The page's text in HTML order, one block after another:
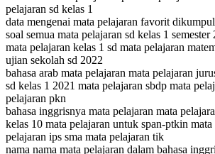
pelajaran sd kelas 1
data mengenai mata pelajaran favorit
soal semua mata pelajaran sd kelas 1
mata pelajaran kelas 1 sd mata pelajaran
ujian sekolah sd 2022
bahasa arab mata pelajaran mata pelajaran
sd kelas 1 2021 mata pelajaran sbdp mata
pelajaran pkn
bahasa inggrisnya mata pelajaran mata
kelas 10 mata pelajaran untuk span-ptkin
pelajaran ips sma mata pelajaran tik
nama nama mata pelajaran dalam bahasa